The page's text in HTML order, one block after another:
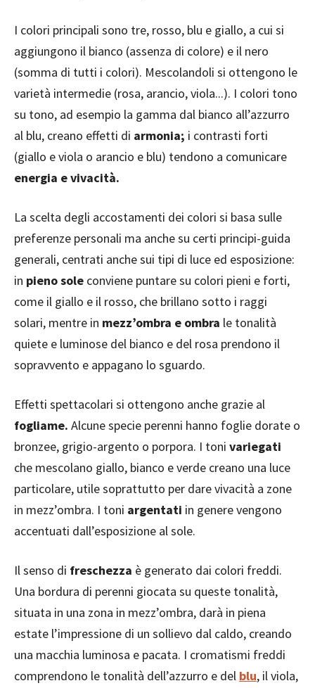
I colori principali sono tre, rosso, blu e giallo, a cui si
aggiungono il bianco (assenza di colore) e il nero
(somma di tutti i colori). Mescolandoli si ottengono le
varietà intermedie (rosa, arancio, viola...). I colori tono
su tono, ad esempio la gamma dal bianco all’azzurro
al blu, creano effetti di armonia; i contrasti forti
(giallo e viola o arancio e blu) tendono a comunicare
energia e vivacità.
La scelta degli accostamenti dei colori si basa sulle
preferenze personali ma anche su certi principi-guida
generali, centrati anche sui tipi di luce ed esposizione:
in pieno sole conviene puntare su colori pieni e forti,
come il giallo e il rosso, che brillano sotto i raggi
solari, mentre in mezz’ombra e ombra le tonalità
quiete e luminose del bianco e del rosa prendono il
sopravvento e appagano lo sguardo.
Effetti spettacolari si ottengono anche grazie al
fogliame. Alcune specie perenni hanno foglie dorate o
bronzee, grigio-argento o porpora. I toni variegati
che mescolano giallo, bianco e verde creano una luce
particolare, utile soprattutto per dare vivacità a zone
in mezz’ombra. I toni argentati in genere vengono
accentuati dall’esposizione al sole.
Il senso di freschezza è generato dai colori freddi.
Una bordura di perenni giocata su queste tonalità,
situata in una zona in mezz’ombra, darà in piena
estate l’impressione di un sollievo dal caldo, creando
una macchia luminosa e pacata. I cromatismi freddi
comprendono le tonalità dell’azzurro e del blu, il viola,